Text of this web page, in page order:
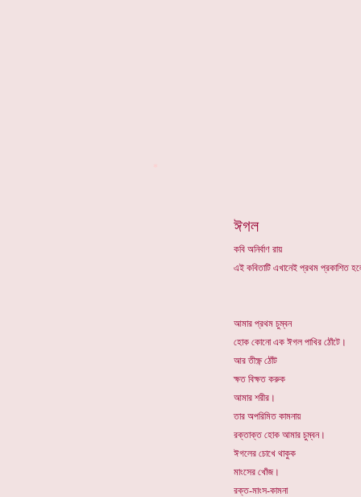
ঈগল
কবি অনির্বাণ রায়
এই কবিতাটি এখানেই প্রথম প্রকাশিত
আমার প্রথম চুম্বন
হোক কোনো এক ঈগল পাখির ঠোঁটে।
আর তীক্ষ্ণ ঠোঁট
ক্ষত বিক্ষত করুক
আমার শরীর।
তার অপরিমিত কামনায়
রক্তাক্ত হোক আমার চুম্বন।
ঈগলের চোখে থাকুক
মাংসের খোঁজ।
রক্ত-মাংস-কামনা